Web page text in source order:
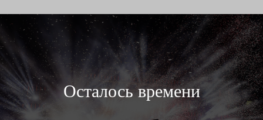
Осталось времени